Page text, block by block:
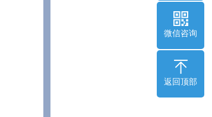
微信咨询
返回顶部